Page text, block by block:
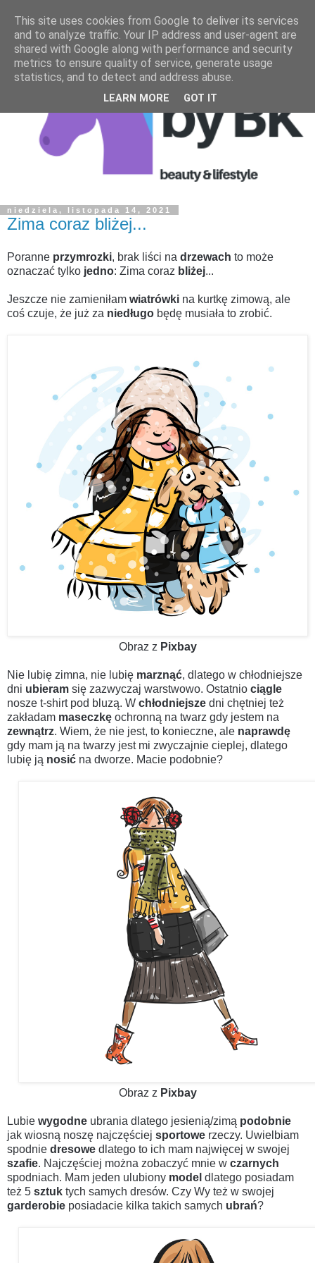
niedziela, listopada 14, 2021
Zima coraz bliżej...
Poranne przymrozki, brak liści na drzewach to może
oznaczać tylko jedno: Zima coraz bliżej...
Jeszcze nie zamieniłam wiatrówki na kurtkę zimową, ale
coś czuje, że już za niedługo będę musiała to zrobić.
Obraz z Pixbay
Nie lubię zimna, nie lubię marznąć, dlatego w chłodniejsze
dni ubieram się zazwyczaj warstwowo. Ostatnio ciągle
nosze t-shirt pod bluzą. W chłodniejsze dni chętniej też
zakładam maseczkę ochronną na twarz gdy jestem na
zewnątrz. Wiem, że nie jest, to konieczne, ale naprawdę
gdy mam ją na twarzy jest mi zwyczajnie cieplej, dlatego
lubię ją nosić na dworze. Macie podobnie?
Obraz z Pixbay
Lubie wygodne ubrania dlatego jesienią/zimą podobnie
jak wiosną noszę najczęściej sportowe rzeczy. Uwielbiam
spodnie dresowe dlatego to ich mam najwięcej w swojej
szafie. Najczęściej można zobaczyć mnie w czarnych
spodniach. Mam jeden ulubiony model dlatego posiadam
też 5 sztuk tych samych dresów. Czy Wy też w swojej
garderobie posiadacie kilka takich samych ubrań?
This site uses cookies from Google to deliver its services
and to analyze traffic. Your IP address and user-agent are
shared with Google along with performance and security
metrics to ensure quality of service, generate usage
statistics, and to detect and address abuse.
LEARN MORE GOT IT